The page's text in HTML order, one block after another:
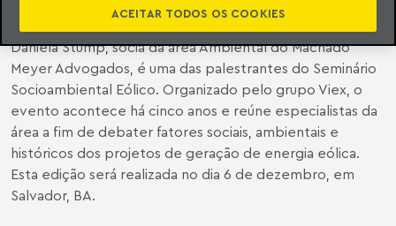
Daniela Stump, sócia da área Ambiental do Machado
Meyer Advogados, é uma das palestrantes do Seminário
Socioambiental Eólico. Organizado pelo grupo Viex, o
evento acontece há cinco anos e reúne especialistas da
área a fim de debater fatores sociais, ambientais e
históricos dos projetos de geração de energia eólica.
Esta edição será realizada no dia 6 de dezembro, em
Salvador, BA.
ACEITAR TODOS OS COOKIES